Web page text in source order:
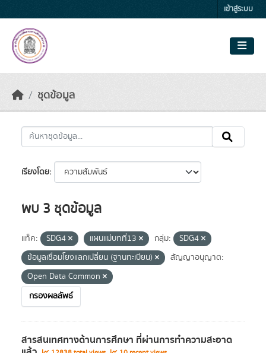
เข้าสู่ระบบ
ชุดข้อมูล
เรียงโดย
พบ 3 ชุดข้อมูล
แท็ค: SDG4 แผนแม่บทที่13 กลุ่ม:
SDG4
ข้อมูลเชื่อมโยงแลกเปลี่ยน (ฐานทะเบียน)
สัญญาอนุญาต:
Open Data Common
กรองผลลัพธ์
สารสนเทศทางด้านการศึกษา ที่ผ่านการทำความสะอาด